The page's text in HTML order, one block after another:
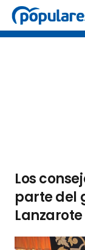
Los
parte del